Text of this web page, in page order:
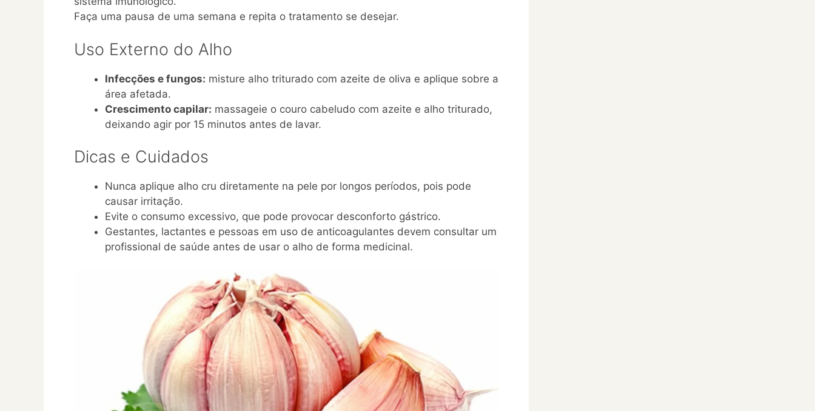
Faça uma pausa de uma semana e repita o tratamento se desejar.
Uso Externo do Alho
Infecções e fungos: misture alho triturado com azeite de oliva e aplique sobre a
área afetada.
Crescimento capilar: massageie o couro cabeludo com azeite e alho triturado,
deixando agir por 15 minutos antes de lavar.
Dicas e Cuidados
Nunca aplique alho cru diretamente na pele por longos períodos, pois pode
causar irritação.
Evite o consumo excessivo, que pode provocar desconforto gástrico.
Gestantes, lactantes e pessoas em uso de anticoagulantes devem consultar um
profissional de saúde antes de usar o alho de forma medicinal.